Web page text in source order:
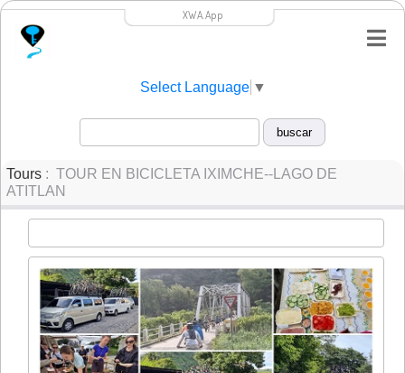
XWA.App
Select Language ▼
Tours : TOUR EN BICICLETA IXIMCHE--LAGO DE
ATITLAN